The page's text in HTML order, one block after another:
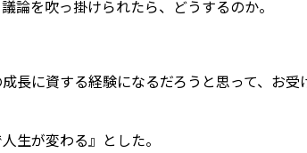
論を吹っ掛けられたら、どうするのか。
長に資する経験になるだろうと思って、お受
生が変わる』とした。